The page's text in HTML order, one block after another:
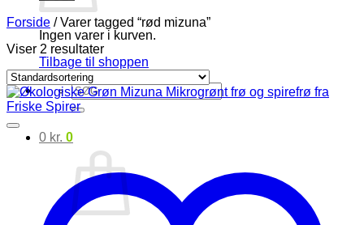
Ingen varer i kurven.
Tilbage til shoppen
Søg
efter:
0 kr. 0
Forside /Varer tagged “rød mizuna”
Viser 2 resultater